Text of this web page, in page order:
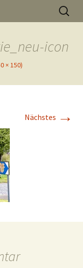
im
Suchen
nach:
icon
× 150)
Nächstes →